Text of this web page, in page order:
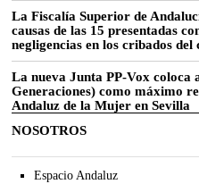
La Fiscalía Superior de
causas de las 15 presentadas
negligencias en los cribados del
La nueva Junta PP-Vox coloca
Generaciones) como máximo
Andaluz de la Mujer en Sevilla
NOSOTROS
Espacio Andaluz